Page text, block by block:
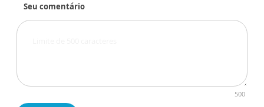
Seu comentário
500